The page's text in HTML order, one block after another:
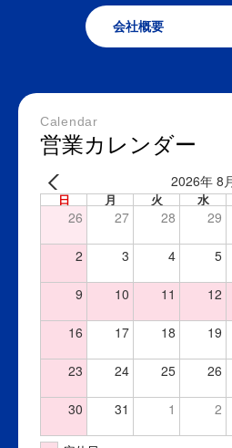
会社概要
Calendar
営業カレンダー
2026年 8
日 月 火 水
26 27 28 29
2 3 4 5
9 10 11 12
16 17 18 19
23 24 25 26
30 31 1 2